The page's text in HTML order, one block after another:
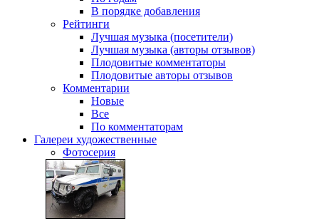
В порядке добавления
Рейтинги
Лучшая музыка (посетители)
Лучшая музыка (авторы отзывов)
Плодовитые комментаторы
Плодовитые авторы отзывов
Комментарии
Новые
Все
По комментаторам
Галереи художественные
Фотосерия